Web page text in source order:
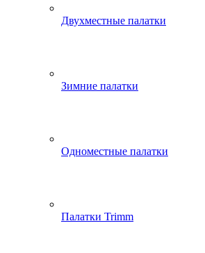
Двухместные палатки
Зимние палатки
Одноместные палатки
Палатки Trimm